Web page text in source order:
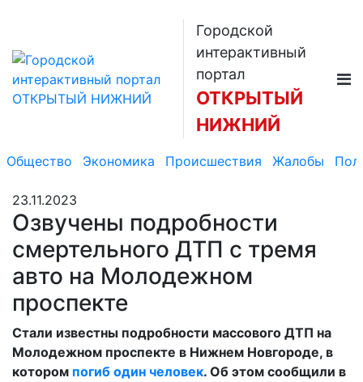
Городской
интерактивный
портал
ОТКРЫТЫЙ
НИЖНИЙ
Общество Экономика Происшествия Жалобы
23.11.2023
Озвучены подробности
смертельного ДТП с тремя
авто на Молодежном
проспекте
Стали известны подробности массового ДТП на
Молодежном проспекте в Нижнем Новгороде, в
котором погиб один человек. Об этом сообщили в